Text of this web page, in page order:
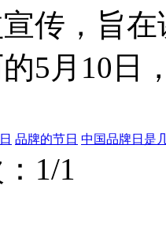
传，旨
5月10日
品牌的节日 中国品牌日是
1/1